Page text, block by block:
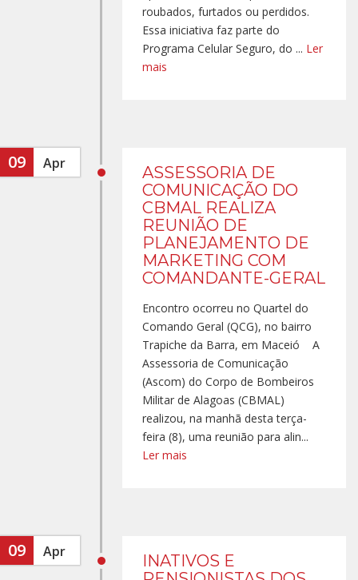
roubados, furtados ou perdidos.
Essa iniciativa faz parte do
Programa Celular Seguro, do ... Ler
mais
09 Apr
ASSESSORIA DE
COMUNICAÇÃO DO
CBMAL REALIZA
REUNIÃO DE
PLANEJAMENTO DE
MARKETING COM
COMANDANTE-GERAL
Encontro ocorreu no Quartel do
Comando Geral (QCG), no bairro
Trapiche da Barra, em Maceió A
Assessoria de Comunicação
(Ascom) do Corpo de Bombeiros
Militar de Alagoas (CBMAL)
realizou, na manhã desta terça-
feira (8), uma reunião para alin...
Ler mais
09 Apr
INATIVOS E